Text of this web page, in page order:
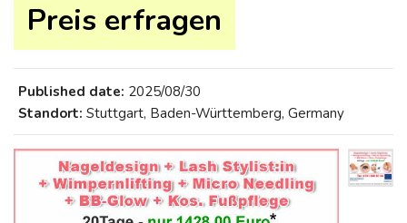
Preis erfragen
Published date: 2025/08/30
Standort: Stuttgart, Baden-Württemberg, Germany